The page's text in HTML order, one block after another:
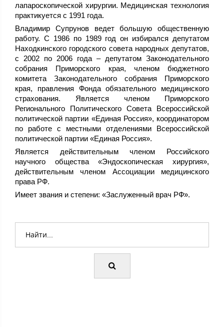
лапароскопической хирургии. Медицинская технология
практикуется с 1991 года.
Владимир Супрунов ведет большую общественную
работу. С 1986 по 1989 год он избирался депутатом
Находкинского городского совета народных депутатов,
с 2002 по 2006 года – депутатом Законодательного
собрания Приморского края, членом бюджетного
комитета Законодательного собрания Приморского
края, правления Фонда обязательного медицинского
страхования. Является членом Приморского
Регионального Политического Совета Всероссийской
политической партии «Единая Россия», координатором
по работе с местными отделениями Всероссийской
политической партии «Единая Россия».
Является действительным членом Российского
научного общества «Эндоскопическая хирургия»,
действительным членом Ассоциации медицинского
права РФ.
Имеет звания и степени: «Заслуженный врач РФ».